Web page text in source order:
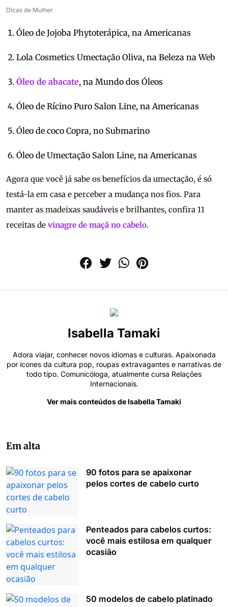
Dicas de Mulher
Óleo de Jojoba Phytoterápica, na Americanas
Lola Cosmetics Umectação Oliva, na Beleza na Web
Óleo de abacate, na Mundo dos Óleos
Óleo de Rícino Puro Salon Line, na Americanas
Óleo de coco Copra, no Submarino
Óleo de Umectação Salon Line, na Americanas
Agora que você já sabe os benefícios da umectação, é só
testá-la em casa e perceber a mudança nos fios. Para
manter as madeixas saudáveis e brilhantes, confira 11
receitas de vinagre de maçã no cabelo.
Isabella Tamaki
Adora viajar, conhecer novos idiomas e culturas. Apaixonada
por ícones da cultura pop, roupas extravagantes e narrativas de
todo tipo. Comunicóloga, atualmente cursa Relações
Internacionais.
Ver mais conteúdos de Isabella Tamaki
Em alta
90 fotos para se apaixonar
pelos cortes de cabelo curto
Penteados para cabelos curtos:
você mais estilosa em qualquer
ocasião
50 modelos de cabelo platinado